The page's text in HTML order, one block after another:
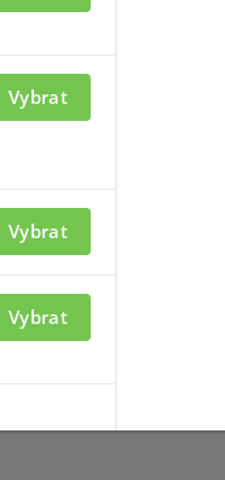
systémy HIKVISION AX PRO
Vybrat
Vybrat
Vybrat